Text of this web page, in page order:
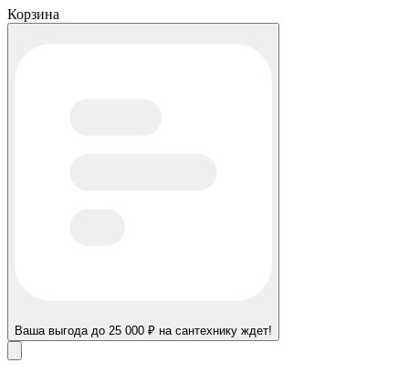
Корзина
Ваша выгода до 25 000 ₽ на сантехнику ждет!